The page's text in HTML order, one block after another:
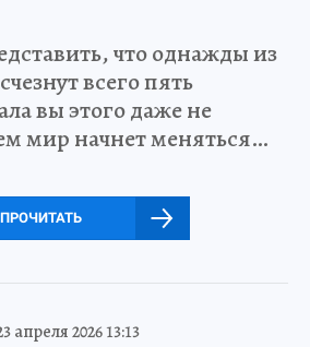
что однажды из
всего пять
вы этого даже не
мир начнет меняться…
ПРОЧИТАТЬ
апреля 2026 13:13